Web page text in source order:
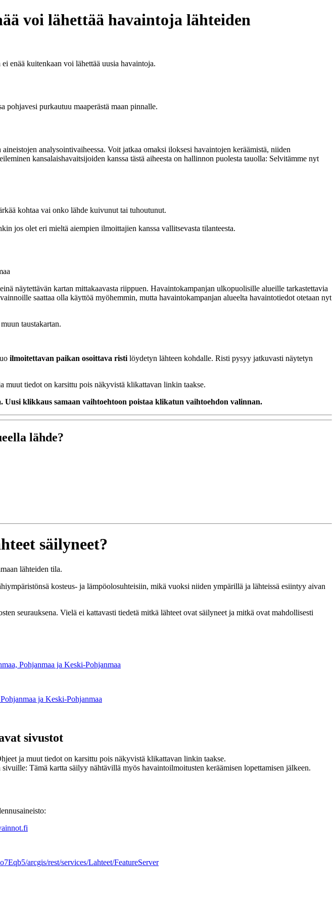
voi lähettää havaintoja lähteiden
enää kuitenkaan voi lähettää uusia havaintoja.
pohjavesi purkautuu maaperästä maan pinnalle.
analysointivaiheessa. Voit jatkaa omaksi iloksesi havaintojen keräämistä, niiden
kansalaishavaitsijoiden kanssa tästä aiheesta on hallinnon puolesta tauolla: Selvitämme nyt
kohtaa vai onko lähde kuivunut tai tuhoutunut.
jos olet eri mieltä aiempien ilmoittajien kanssa vallitsevasta tilanteesta.
näytettävän kartan mittakaavasta riippuen. Havaintokampanjan ulkopuolisille alueille tarkastettavia
saattaa olla käyttöä myöhemmin, mutta havaintokampanjan alueelta havaintotiedot otetaan nyt
taustakartan.
ilmoitettavan paikan osoittava risti löydetyn lähteen kohdalle. Risti pysyy jatkuvasti näytetyn
muut tiedot on karsittu pois näkyvistä klikattavan linkin taakse.
klikkaus samaan vaihtoehtoon poistaa klikatun vaihtoehdon valinnan.
lähde?
säilyneet?
lähteiden tila.
kosteus- ja lämpöolosuhteisiin, mikä vuoksi niiden ympärillä ja lähteissä esiintyy aivan
seurauksena. Vielä ei kattavasti tiedetä mitkä lähteet ovat säilyneet ja mitkä ovat mahdollisesti
Pohjanmaa ja Keski-Pohjanmaa
ja Keski-Pohjanmaa
sivustot
ja muut tiedot on karsittu pois näkyvistä klikattavan linkin taakse.
Tämä kartta säilyy nähtävillä myös havaintoilmoitusten keräämisen lopettamisen jälkeen.
arcgis/rest/services/Lahteet/FeatureServer